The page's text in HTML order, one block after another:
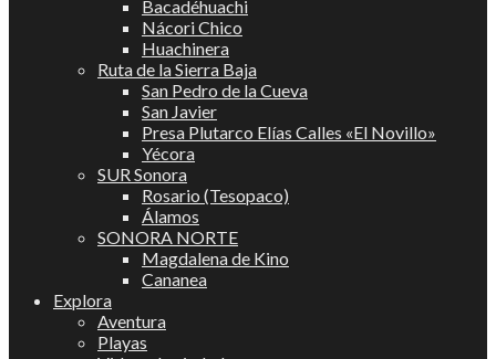
Bacadéhuachi
Nácori Chico
Huachinera
Ruta de la Sierra Baja
San Pedro de la Cueva
San Javier
Presa Plutarco Elías Calles «El Novillo»
Yécora
SUR Sonora
Rosario (Tesopaco)
Álamos
SONORA NORTE
Magdalena de Kino
Cananea
Explora
Aventura
Playas